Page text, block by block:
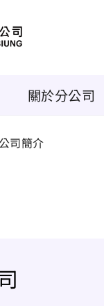
關於分公司
司簡介